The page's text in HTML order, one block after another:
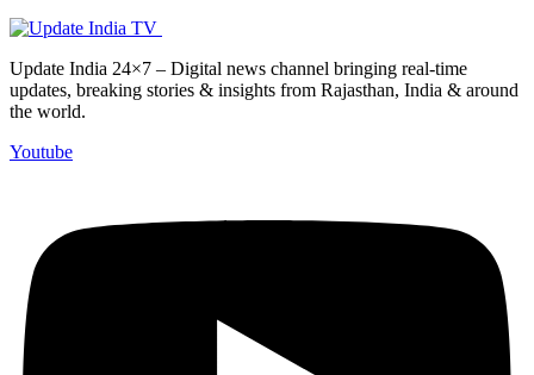
Update India 24×7 – Digital news channel bringing real-time
updates, breaking stories & insights from Rajasthan, India & around
the world.
Youtube